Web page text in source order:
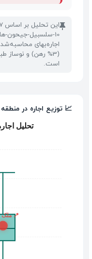
📌
10-سلسبیل-
اجاره‌بهای
(3% رهن) و نوساز
است.
📈 توزیع اجاره در منطقه